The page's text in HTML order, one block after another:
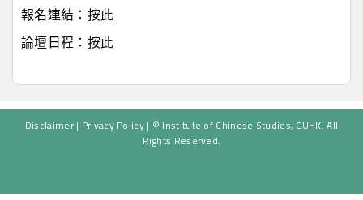
報名連結： 按此
論壇日程： 按此
Disclaimer| Privacy Policy| © Institute of Chinese Studies, CUHK. All
Rights Reserved.